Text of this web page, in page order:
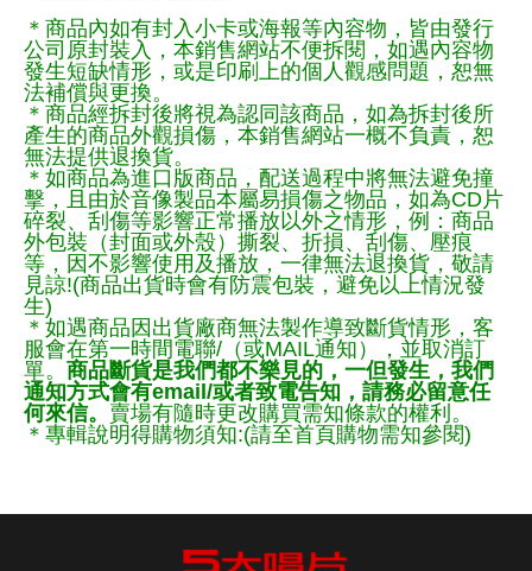
＊商品內如有封入小卡或海報等內容物，皆由發行
公司原封裝入，本銷售網站不便拆閱，如遇內容物
發生短缺情形，或是印刷上的個人觀感問題，恕無
法補償與更換。
＊商品經拆封後將視為認同該商品，如為拆封後所
產生的商品外觀損傷，本銷售網站一概不負責，恕
無法提供退換貨。
＊如商品為進口版商品，配送過程中將無法避免撞
擊，且由於音像製品本屬易損傷之物品，如為CD片
碎裂、刮傷等影響正常播放以外之情形，例：商品
外包裝（封面或外殼）撕裂、折損、刮傷、壓痕
等，因不影響使用及播放，一律無法退換貨，敬請
見諒!(商品出貨時會有防震包裝，避免以上情況發
生)
＊如遇商品因出貨廠商無法製作導致斷貨情形，客
服會在第一時間電聯/（或MAIL通知），並取消訂
單。 商品斷貨是我們都不樂見的，一但發生，我們
通知方式會有email/或者致電告知，請務必留意任
何來信。 賣場有隨時更改購買需知條款的權利。
＊專輯說明得購物須知:(請至首頁購物需知參閱)